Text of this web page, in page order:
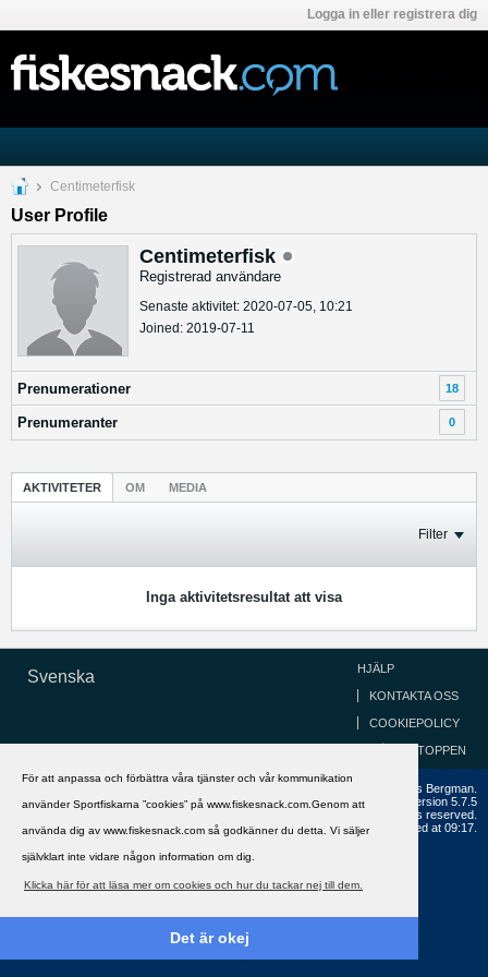
För att anpassa och förbättra våra tjänster och vår kommunikation
använder Sportfiskarna ”cookies” på www.fiskesnack.com.Genom att
använda dig av www.fiskesnack.com så godkänner du detta. Vi säljer
självklart inte vidare någon information om dig.
Klicka här för att läsa mer om cookies och hur du tackar nej till dem.
Det är okej
Logga in eller registrera dig
Centimeterfisk
User Profile
Centimeterfisk
Registrerad användare
Senaste aktivitet: 2020-07-05, 10:21
Joined: 2019-07-11
Prenumerationer 18
Prenumeranter 0
AKTIVITETER OM MEDIA
Filter
Inga aktivitetsresultat att visa
Svenska HJÄLP
KONTAKTA OSS
COOKIEPOLICY
GÅ TILL TOPPEN
Copyright ©2002 - 2021, FiskeSnack.com. Grundad 2002 av Anders Bergman.
Powered byvBulletin®
Version 5.7.5
Copyright © 2026 MH Sub I, LLC dba vBulletin. All rights reserved.
All times are GMT+1. This page was generated at 09:17.